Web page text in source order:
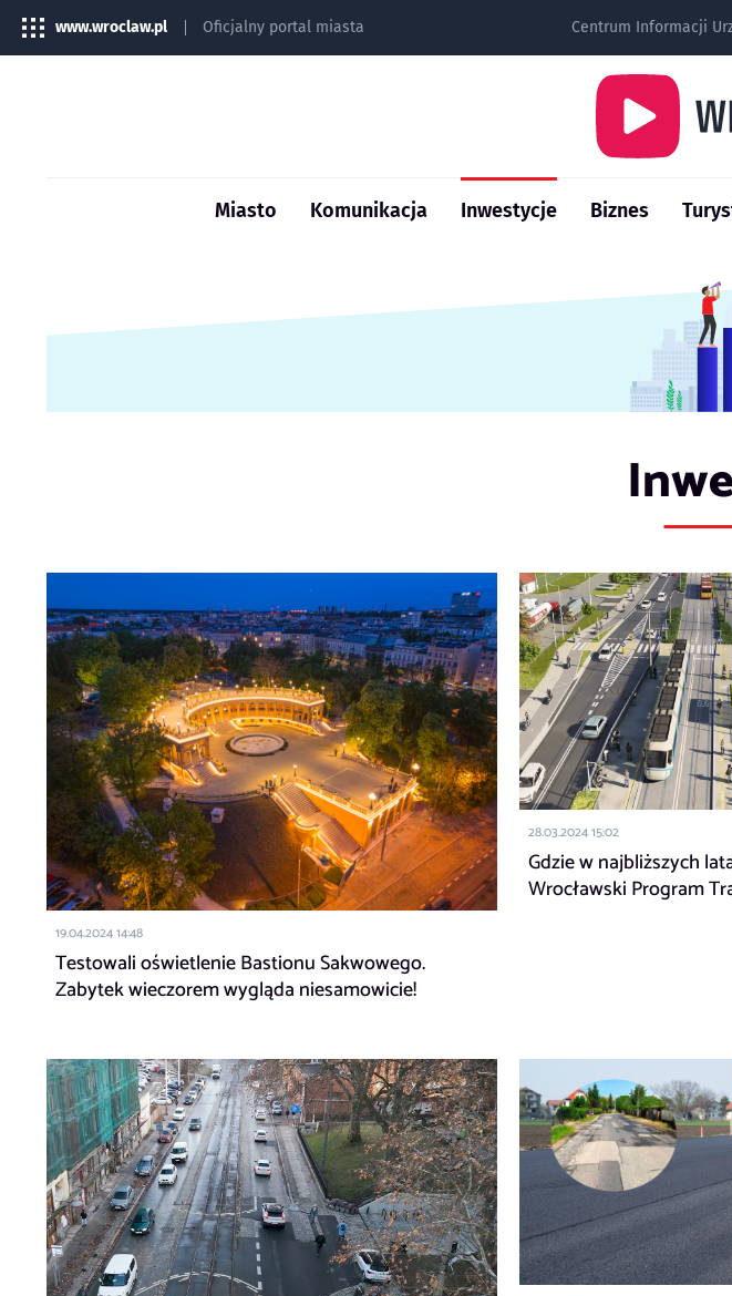
www.wroclaw.pl Oficjalny portal miasta Centrum Informacji
Miasto Komunikacja Inwestycje Biznes
19.04.2024 14:48
Testowali oświetlenie Bastionu Sakwowego.
Zabytek wieczorem wygląda niesamowicie!
28.03.2024 15:02
Gdzie w najbliższych
Wrocławski Program